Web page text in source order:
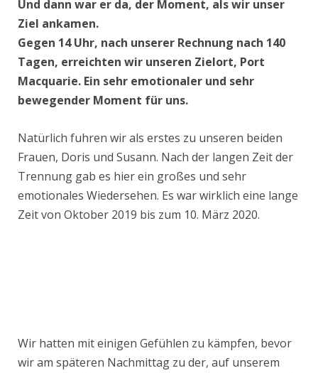
Und dann war er da, der Moment, als wir unser
Ziel ankamen.
Gegen 14 Uhr, nach unserer Rechnung nach 140
Tagen, erreichten wir unseren Zielort, Port
Macquarie. Ein sehr emotionaler und sehr
bewegender Moment für uns.
Natürlich fuhren wir als erstes zu unseren beiden
Frauen, Doris und Susann. Nach der langen Zeit der
Trennung gab es hier ein großes und sehr
emotionales Wiedersehen. Es war wirklich eine lange
Zeit von Oktober 2019 bis zum 10. März 2020.
Wir hatten mit einigen Gefühlen zu kämpfen, bevor
wir am späteren Nachmittag zu der, auf unserem